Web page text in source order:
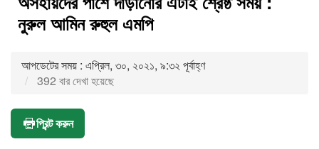
নুরুল আমিন রুহুল এমপি
আপডেটের সময় : এপ্রিল, ৩০, ২০২১, ৯:৩২ পূর্বাহ্ণ
392 বার দেখা হয়েছে
প্রিন্ট করুন